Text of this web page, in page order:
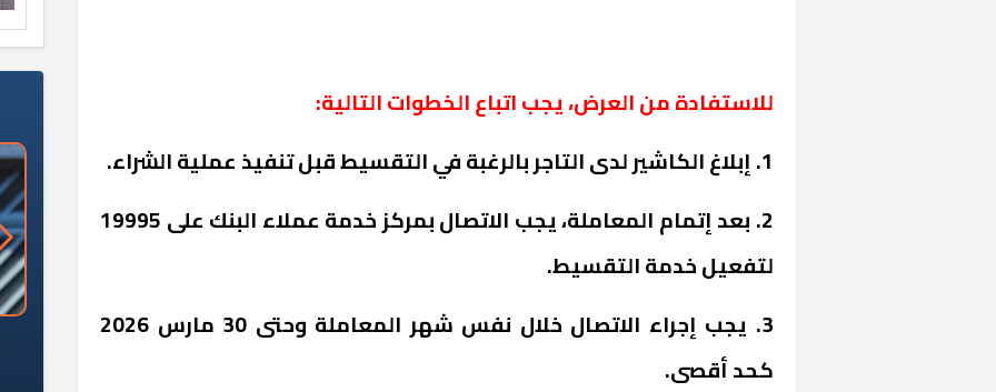
للاستفادة من العرض، يجب اتباع الخطوات التالية:
1. إبلاغ الكاشير لدى التاجر بالرغبة في التقسيط قبل تنفيذ عملية الشراء.
2. بعد إتمام المعاملة، يجب الاتصال بمركز خدمة عملاء البنك على 19995
لتفعيل خدمة التقسيط.
3. يجب إجراء الاتصال خلال نفس شهر المعاملة وحتى 30 مارس 2026
كحد أقصى.
«وزارة الآثار»: العُثور على 10 توابيت سلامة الغذاء: 285 ألف طن صادرات